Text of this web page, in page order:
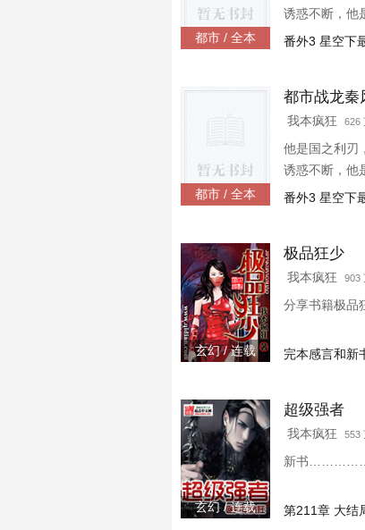
都市 / 全本
诱惑不断，他
番外3 星空下
都市 / 全本
都市战龙秦
我本疯狂 626
他是国之利刃
诱惑不断，他
番外3 星空下
玄幻 / 连载
极品狂少
我本疯狂 903
分享书籍极品
完本感言和新
玄幻 / 连载
超级强者
我本疯狂 553
新书
第211章 大结